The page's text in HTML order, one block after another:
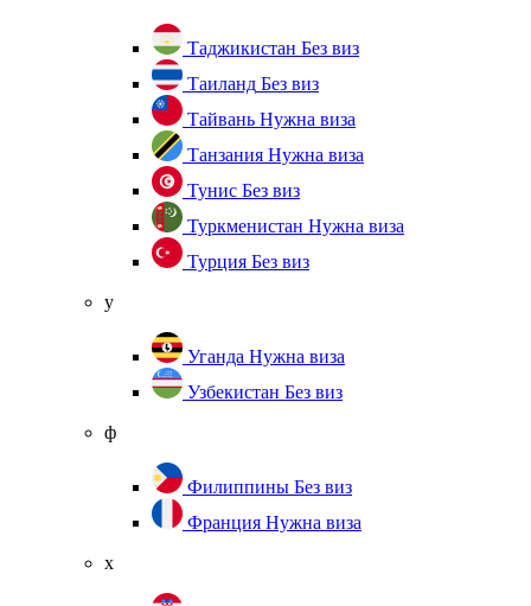
Таджикистан Без виз
Таиланд Без виз
Тайвань Нужна виза
Танзания Нужна виза
Тунис Без виз
Туркменистан Нужна виза
Турция Без виз
у
Уганда Нужна виза
Узбекистан Без виз
ф
Филиппины Без виз
Франция Нужна виза
х